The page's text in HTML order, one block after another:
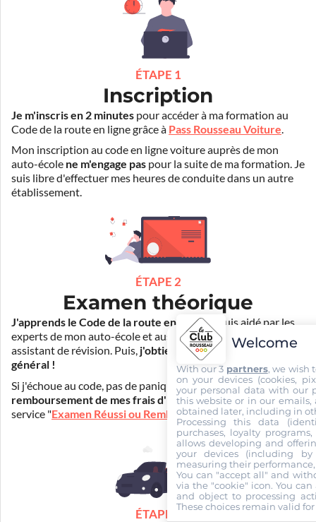
ÉTAPE 1
Inscription
Je m'inscris en 2 minutes pour accéder à ma formation au
Code de la route en ligne grâce à Pass Rousseau Voiture.
Mon inscription au code en ligne voiture auprès de mon
auto-école ne m'engage pas pour la suite de ma formation. Je
suis libre d'effectuer mes heures de conduite dans un autre
établissement.
ÉTAPE 2
Examen théorique
J'apprends le Code de la route en ligne. Je suis aidé par les
experts de mon auto-école et aussi par Mister Codes, mon
assistant de révision. Puis, j'obtiens l'examen théorique
général !
Si j'échoue au code, pas de panique ! Je peux bénéficier du
remboursement de mes frais d'inscription(30€) grâce au
service "Examen Réussi ou Remboursé".
ÉTAPE 3
Welcome
With our 3 partners, we wish
on your devices (cookies,
your personal data with our
this website or in our emails,
obtained later, including in
Processing this data
purchases, loyalty
allows developing and
your devices (including
measuring their
You can "accept all" and
via the "cookie" icon. You
and object to processing
These choices remain valid